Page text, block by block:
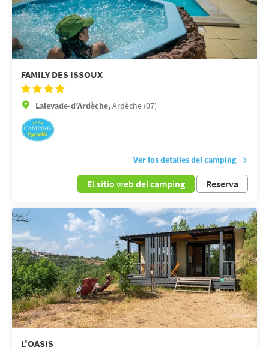
FAMILY DES ISSOUX
Lalevade-d’Ardèche,Ardèche (07)
Ver los detalles del camping
El sitio web del camping Reserva
L'OASIS